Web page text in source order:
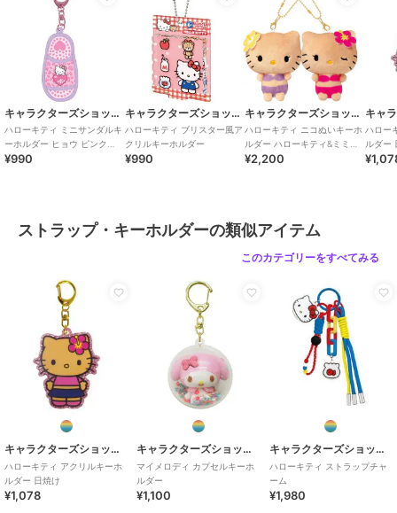
キャラクターズショップ ラフラフ
ハローキティ ミニサンダルキ
ーホルダー ヒョウ ピンク
GOGOギャル
¥990
キャラクターズショップ ラフラフ
ハローキティ ブリスター風ア
クリルキーホルダー
¥990
キャラクターズショップ ラフラフ
ハローキティ ニコぬいキーホ
ルダー ハローキティ&ミミィ
B
¥2,200
ハロー
ルダー
ストラップ・キーホルダーの類似アイテム
このカテゴリーをすべてみる
キャラクターズショップ ラフラフ
ハローキティ アクリルキーホ
ルダー 日焼け
¥1,078
キャラクターズショップ ラフラフ
マイメロディ カプセルキーホ
ルダー
¥1,100
キャラクターズショップ ラフラフ
ハローキティ ストラップチャ
ーム
¥1,980